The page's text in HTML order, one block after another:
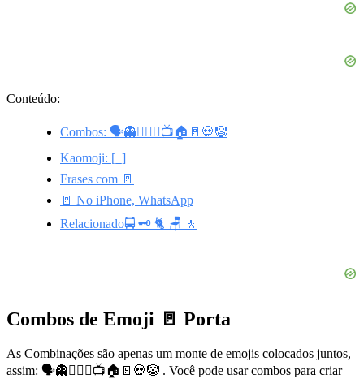
Conteúdo:
Combos: 🗣👻👱🏻‍♀️📺🏠🚪💀🤡
Kaomoji: [_]
Frases com 🚪
🚪 No iPhone, WhatsApp
Relacionado🚍 🗝️ 🐈 🪑 🚶
Combos de Emoji 🚪 Porta
As Combinações são apenas um monte de emojis colocados juntos,
assim: 🗣👻👱🏻‍♀️📺🏠🚪💀🤡 . Você pode usar combos para criar